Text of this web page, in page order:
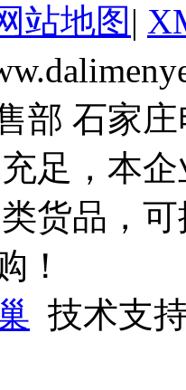
站地图 |
部 石家
足，本
货品，
！
技术支